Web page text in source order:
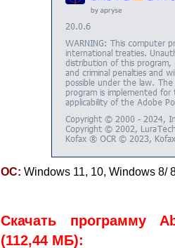
ОС: Windows 11, 10, Windows 8/
Скачать программу
(112,44 МБ):